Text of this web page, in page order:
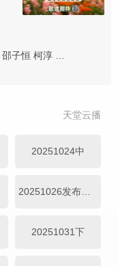
邵子恒 柯淳
天堂云播
20251024中
20251026发布会全程回顾
20251031下